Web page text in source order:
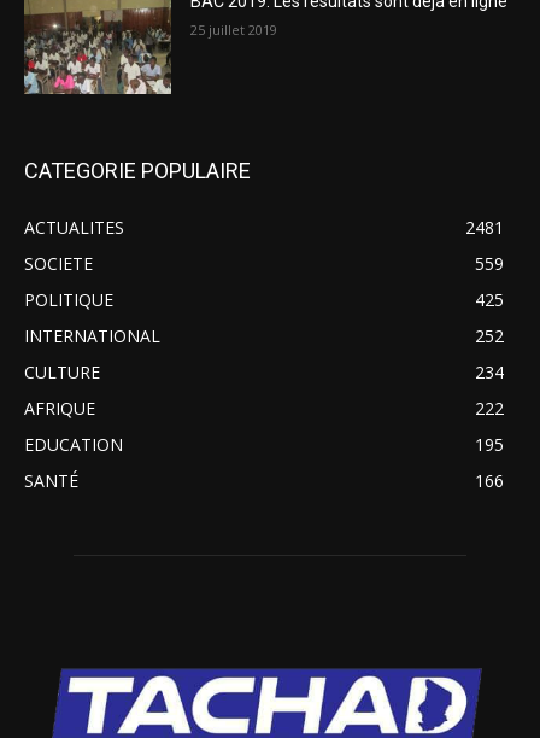
25 juillet 2019
CATEGORIE POPULAIRE
ACTUALITES
2481
SOCIETE
559
POLITIQUE
425
INTERNATIONAL
252
CULTURE
234
AFRIQUE
222
EDUCATION
195
SANTÉ
166